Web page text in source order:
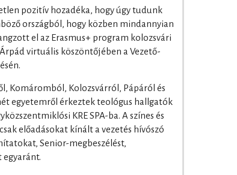
pozitív hozadéka, hogy úgy tudunk
országból, hogy közben mindannyian
el az Erasmus+ program kolozsvári
virtuális köszöntőjében a Vezető-
Komáromból, Kolozsvárról, Pápáról és
egyetemről érkeztek teológus hallgatók
KRE SPA-ba. A színes és
előadásokat kínált a vezetés hívószó
Senior-megbeszélést,
egyaránt.